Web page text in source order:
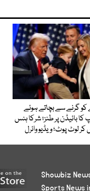
کو گرنے سے بچاتے ہوئے
کا بائیڈن پر طنز؛ شرکا ہنس
لوٹ پوٹ؛ ویڈیو وائرل
Showbiz
Sports News